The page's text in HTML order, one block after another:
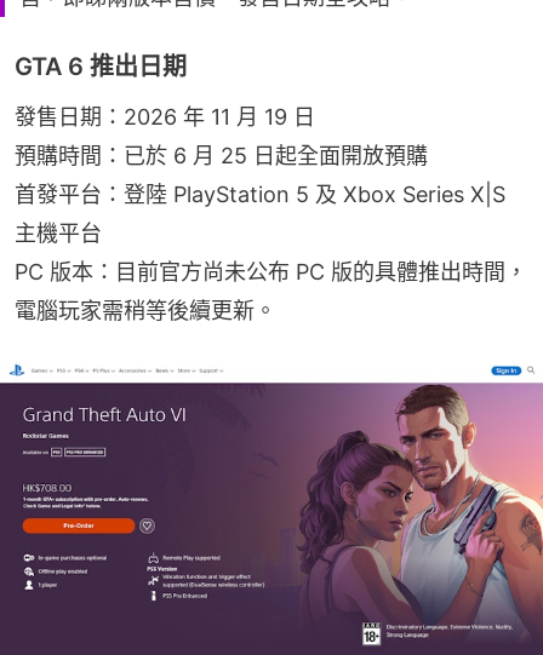
GTA 6 推出日期
發售日期：2026 年 11 月 19 日
預購時間：已於 6 月 25 日起全面開放預購
首發平台：登陸 PlayStation 5 及 Xbox Series X|S
主機平台
PC 版本：目前官方尚未公布 PC 版的具體推出時間，
電腦玩家需稍等後續更新。